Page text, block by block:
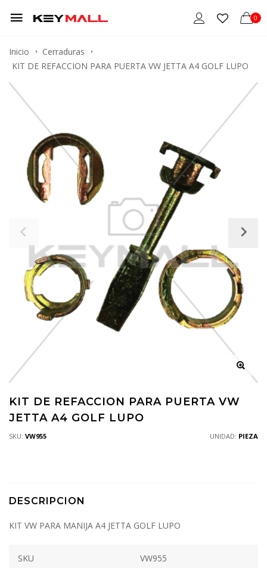
0
Inicio
Cerraduras
KIT DE REFACCION PARA PUERTA VW JETTA A4 GOLF LUPO
KIT DE REFACCION PARA PUERTA VW
JETTA A4 GOLF LUPO
SKU: VW955 UNIDAD: PIEZA
DESCRIPCION
KIT VW PARA MANIJA A4 JETTA GOLF LUPO
SKU VW955